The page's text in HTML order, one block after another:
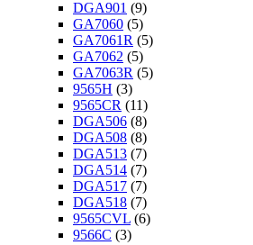
DGA901 (9)
GA7060 (5)
GA7061R (5)
GA7062 (5)
GA7063R (5)
9565H (3)
9565CR (11)
DGA506 (8)
DGA508 (8)
DGA513 (7)
DGA514 (7)
DGA517 (7)
DGA518 (7)
9565CVL (6)
9566C (3)